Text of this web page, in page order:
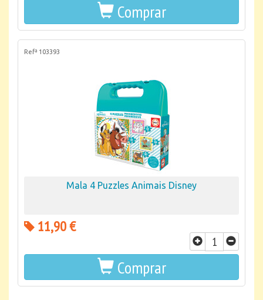
Comprar
Refª 103393
Mala 4 Puzzles Animais Disney
11,90 €
Comprar